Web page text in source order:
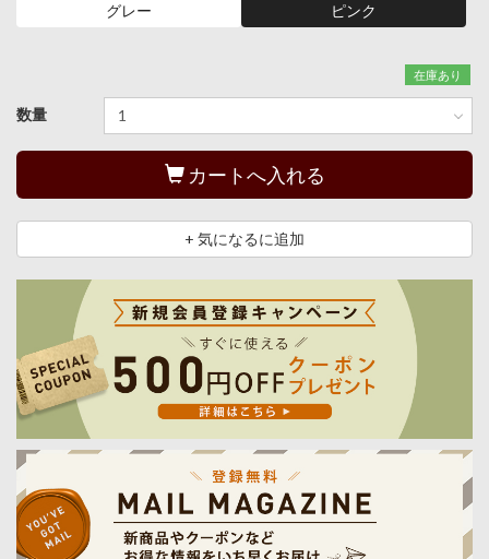
グレー
ピンク
在庫あり
数量
カートへ入れる
+ 気になるに追加